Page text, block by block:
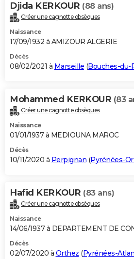
Djida KERKOUR (88 ans)
Créer une cagnotte obsèques
Naissance
17/09/1932 à AMIZOUR ALGERIE
Décès
08/02/2021 à Marseille (Bouches-du-
Mohammed KERKOUR (83
Créer une cagnotte obsèques
Naissance
01/01/1937 à MEDIOUNA MAROC
Décès
10/11/2020 à Perpignan (Pyrénées-
Hafid KERKOUR (83 ans)
Créer une cagnotte obsèques
Naissance
14/06/1937 à DEPARTEMENT DE
Décès
02/07/2020 à Orthez (Pyrénées-